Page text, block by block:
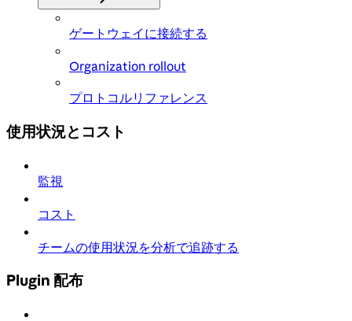
ゲートウェイに接続する
Organization rollout
プロトコルリファレンス
使用状況とコスト
監視
コスト
チームの使用状況を分析で追跡する
Plugin 配布